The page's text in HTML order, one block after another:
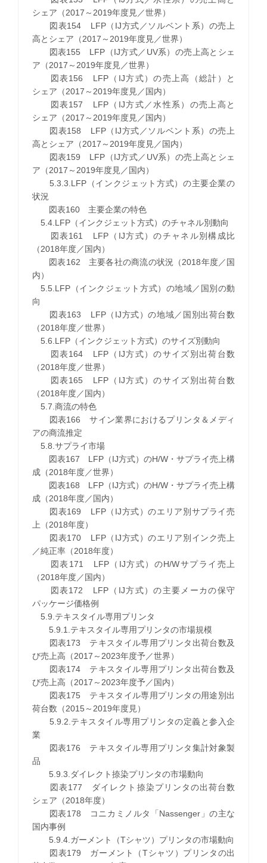
シェア（2017～2019年度見／世界）
図表154 LFP（IJ方式／ソルベント系）の売上
高とシェア（2017～2019年度見／世界）
図表155 LFP（IJ方式／UV系）の売上高とシェ
ア（2017～2019年度見／世界）
図表156 LFP（IJ方式）の売上高（総計）と
シェア（2017～2019年度見／国内）
図表157 LFP（IJ方式／水性系）の売上高と
シェア（2017～2019年度見／国内）
図表158 LFP（IJ方式／ソルベント系）の売上
高とシェア（2017～2019年度見／国内）
図表159 LFP（IJ方式／UV系）の売上高とシェ
ア（2017～2019年度見／国内）
5.3.3.LFP（インクジェット方式）の主要企業の
状況
図表160 主要企業の特色
5.4.LFP（インクジェット方式）のチャネル別動向
図表161 LFP（IJ方式）のチャネル別構成比
（2018年度／国内）
図表162 主要各社の商流の状況（2018年度／国
内）
5.5.LFP（インクジェット方式）の地域／国別の動
向
図表163 LFP（IJ方式）の地域／国別出荷台数
（2018年度／世界）
5.6.LFP（インクジェット方式）のサイズ別動向
図表164 LFP（IJ方式）のサイズ別出荷台数
（2018年度／世界）
図表165 LFP（IJ方式）のサイズ別出荷台数
（2018年度／国内）
5.7.商流の特色
図表166 サイン業界におけるプリンタ＆メディ
アの商流推定
5.8.サプライ市場
図表167 LFP（IJ方式）のH/W・サプライ売上構
成（2018年度／世界）
図表168 LFP（IJ方式）のH/W・サプライ売上構
成（2018年度／国内）
図表169 LFP（IJ方式）のエリア別サプライ売
上（2018年度）
図表170 LFP（IJ方式）のエリア別インク売上
／純正率（2018年度）
図表171 LFP（IJ方式）のH/Wサプライ売上
（2018年度／国内）
図表172 LFP（IJ方式）の主要メーカの保守
パッケージ価格例
5.9.テキスタイル専用プリンタ
5.9.1.テキスタイル専用プリンタの市場規模
図表173 テキスタイル専用プリンタ出荷台数及
び売上高（2017～2023年度予／世界）
図表174 テキスタイル専用プリンタ出荷台数及
び売上高（2017～2023年度予／国内）
図表175 テキスタイル専用プリンタの用途別出
荷台数（2015～2019年度見）
5.9.2.テキスタイル専用プリンタの定義と参入企
業
図表176 テキスタイル専用プリンタ集計対象製
品
5.9.3.ダイレクト捺染プリンタの市場動向
図表177 ダイレクト捺染プリンタの出荷台数
シェア（2018年度）
図表178 コニカミノルタ「Nassenger」の主な
国内事例
5.9.4.ガーメント（Tシャツ）プリンタの市場動向
図表179 ガーメント（Tシャツ）プリンタの出